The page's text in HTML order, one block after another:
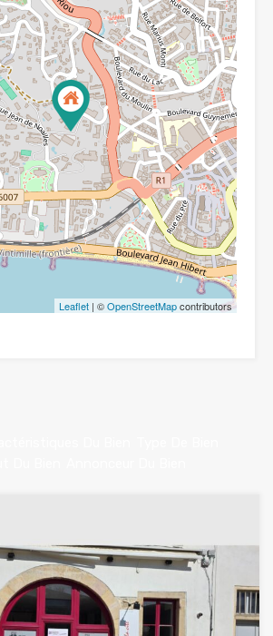
Leaflet | ©OpenStreetMapcontributors